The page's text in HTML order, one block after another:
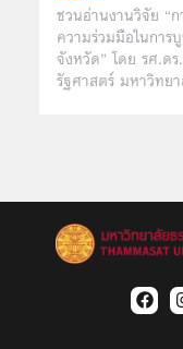
ชวนอ่านงานวิจัย “
ความร่วมมือในการ
จังหวัด” โดย รศ.ด
รัฐศาสตร์ มหาวิทย